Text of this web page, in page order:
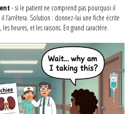
- si le patient ne comprend pas pourquoi il
l’arrêtera. Solution : donnez-lui une fiche écrite
heures, et les raisons. En grand caractère.